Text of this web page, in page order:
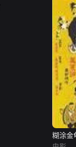
糊涂金